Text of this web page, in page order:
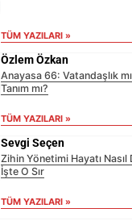
TÜM YAZILARI »
Özlem Özkan
Anayasa 66: Vatandaşlık
Tanım mı?
TÜM YAZILARI »
Sevgi Seçen
Zihin Yönetimi Hayatı
İşte O Sır
TÜM YAZILARI »
EİB’DE KRİTİK